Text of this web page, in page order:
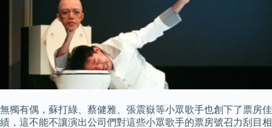
無獨有偶，蘇打綠、蔡健雅、張震嶽等小眾歌手也創下了票房佳
績，這不能不讓演出公司們對這些小眾歌手的票房號召力刮目相